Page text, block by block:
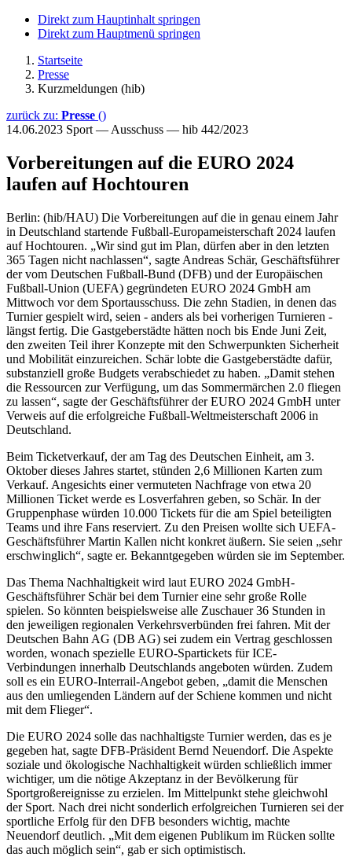
Direkt zum Hauptinhalt springen
Direkt zum Hauptmenü springen
Startseite
Presse
Kurzmeldungen (hib)
zurück zu: Presse ()
14.06.2023 Sport — Ausschuss — hib 442/2023
Vorbereitungen auf die EURO 2024
laufen auf Hochtouren
Berlin: (hib/HAU) Die Vorbereitungen auf die in genau einem Jahr
in Deutschland startende Fußball-Europameisterschaft 2024 laufen
auf Hochtouren. „Wir sind gut im Plan, dürfen aber in den letzten
365 Tagen nicht nachlassen“, sagte Andreas Schär, Geschäftsführer
der vom Deutschen Fußball-Bund (DFB) und der Europäischen
Fußball-Union (UEFA) gegründeten EURO 2024 GmbH am
Mittwoch vor dem Sportausschuss. Die zehn Stadien, in denen das
Turnier gespielt wird, seien - anders als bei vorherigen Turnieren -
längst fertig. Die Gastgeberstädte hätten noch bis Ende Juni Zeit,
den zweiten Teil ihrer Konzepte mit den Schwerpunkten Sicherheit
und Mobilität einzureichen. Schär lobte die Gastgeberstädte dafür,
substanziell große Budgets verabschiedet zu haben. „Damit stehen
die Ressourcen zur Verfügung, um das Sommermärchen 2.0 fliegen
zu lassen“, sagte der Geschäftsführer der EURO 2024 GmbH unter
Verweis auf die erfolgreiche Fußball-Weltmeisterschaft 2006 in
Deutschland.
Beim Ticketverkauf, der am Tag des Deutschen Einheit, am 3.
Oktober dieses Jahres startet, stünden 2,6 Millionen Karten zum
Verkauf. Angesichts einer vermuteten Nachfrage von etwa 20
Millionen Ticket werde es Losverfahren geben, so Schär. In der
Gruppenphase würden 10.000 Tickets für die am Spiel beteiligten
Teams und ihre Fans reserviert. Zu den Preisen wollte sich UEFA-
Geschäftsführer Martin Kallen nicht konkret äußern. Sie seien „sehr
erschwinglich“, sagte er. Bekanntgegeben würden sie im September.
Das Thema Nachhaltigkeit wird laut EURO 2024 GmbH-
Geschäftsführer Schär bei dem Turnier eine sehr große Rolle
spielen. So könnten beispielsweise alle Zuschauer 36 Stunden in
den jeweiligen regionalen Verkehrsverbünden frei fahren. Mit der
Deutschen Bahn AG (DB AG) sei zudem ein Vertrag geschlossen
worden, wonach spezielle EURO-Spartickets für ICE-
Verbindungen innerhalb Deutschlands angeboten würden. Zudem
soll es ein EURO-Interrail-Angebot geben, „damit die Menschen
aus den umliegenden Ländern auf der Schiene kommen und nicht
mit dem Flieger“.
Die EURO 2024 solle das nachhaltigste Turnier werden, das es je
gegeben hat, sagte DFB-Präsident Bernd Neuendorf. Die Aspekte
soziale und ökologische Nachhaltigkeit würden schließlich immer
wichtiger, um die nötige Akzeptanz in der Bevölkerung für
Sportgroßereignisse zu erzielen. Im Mittelpunkt stehe gleichwohl
der Sport. Nach drei nicht sonderlich erfolgreichen Turnieren sei der
sportliche Erfolg für den DFB besonders wichtig, machte
Neuendorf deutlich. „Mit dem eigenen Publikum im Rücken sollte
das auch möglich sein“, gab er sich optimistisch.